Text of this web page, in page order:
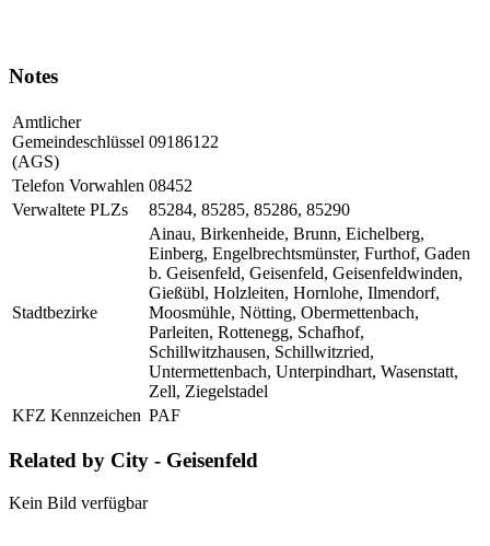
Notes
Amtlicher
Gemeindeschlüssel
(AGS)
09186122
Telefon Vorwahlen 08452
Verwaltete PLZs
85284, 85285, 85286, 85290
Stadtbezirke
Ainau, Birkenheide, Brunn, Eichelberg,
Einberg, Engelbrechtsmünster, Furthof, Gaden
b. Geisenfeld, Geisenfeld, Geisenfeldwinden,
Gießübl, Holzleiten, Hornlohe, Ilmendorf,
Moosmühle, Nötting, Obermettenbach,
Parleiten, Rottenegg, Schafhof,
Schillwitzhausen, Schillwitzried,
Untermettenbach, Unterpindhart, Wasenstatt,
Zell, Ziegelstadel
KFZ Kennzeichen PAF
Related by City - Geisenfeld
Kein Bild verfügbar